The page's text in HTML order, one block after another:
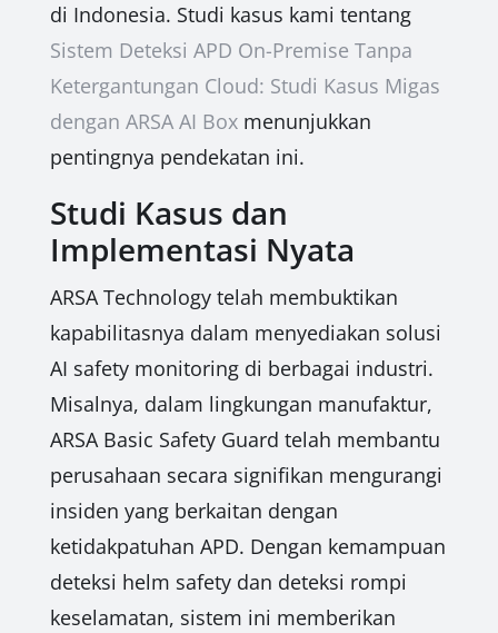
di Indonesia. Studi kasus kami tentang
Sistem Deteksi APD On-Premise Tanpa
Ketergantungan Cloud: Studi Kasus Migas
dengan ARSA AI Boxmenunjukkan
pentingnya pendekatan ini.
Studi Kasus dan
Implementasi Nyata
ARSA Technology telah membuktikan
kapabilitasnya dalam menyediakan solusi
AI safety monitoring di berbagai industri.
Misalnya, dalam lingkungan manufaktur,
ARSA Basic Safety Guard telah membantu
perusahaan secara signifikan mengurangi
insiden yang berkaitan dengan
ketidakpatuhan APD. Dengan kemampuan
deteksi helm safety dan deteksi rompi
keselamatan, sistem ini memberikan